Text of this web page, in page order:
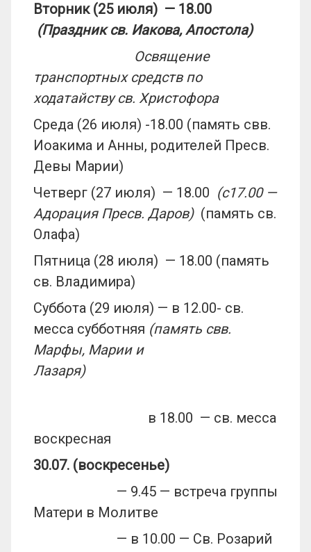
Вторник (25 июля) — 18.00
(Праздник св. Иакова, Апостола)
Освящение
транспортных средств по
ходатайству св. Христофора
Среда (26 июля) -18.00 (память свв.
Иоакима и Анны, родителей Пресв.
Девы Марии)
Четверг (27 июля) — 18.00 (с17.00 —
Адорация Пресв. Даров)(память св.
Олафа)
Пятница (28 июля) — 18.00 (память
св. Владимира)
Суббота (29 июля) — в 12.00- св.
месса субботняя (память свв.
Марфы, Марии и
Лазаря)
в 18.00 — св. месса
воскресная
30.07. (воскресенье)
— 9.45 — встреча группы
Матери в Молитве
— в 10.00 — Св. Розарий